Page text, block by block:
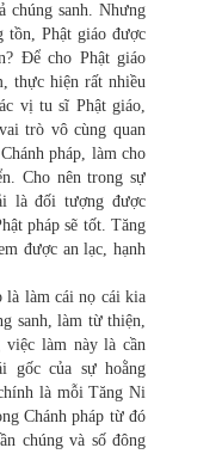
chúng sanh. Nhưng
tồn, Phật giáo được
Để cho Phật giáo
thực hiện rất nhiều
vị tu sĩ Phật giáo,
trò vô cùng quan
pháp, làm cho
Cho nên trong sự
là đối tượng được
pháp sẽ tốt. Tăng
được an lạc, hạnh
là làm cái nọ cái kia
sanh, làm từ thiện,
làm này là cần
gốc của sự hoằng
là mỗi Tăng Ni
Chánh pháp từ đó
chúng và số đông